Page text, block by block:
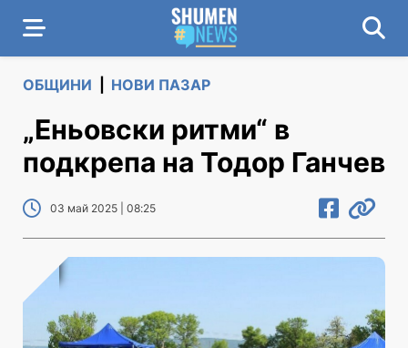
ОБЩИНИ НОВИ ПАЗАР
„Еньовски ритми“ в
подкрепа на Тодор Ганчев
03 май 2025 | 08:25